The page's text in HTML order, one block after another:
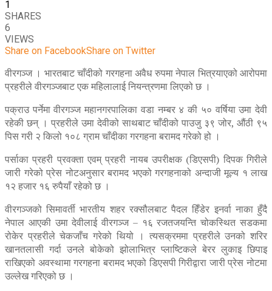
1
SHARES
6
VIEWS
Share on FacebookShare on Twitter
वीरगञ्ज । भारतबाट चाँदीको गरगहना अवैध रुपमा नेपाल भित्रयाएको आरोपमा
प्रहरीले वीरगञ्जबाट एक महिलालाई नियन्त्रणमा लिएको छ ।
पक्राउ पर्नेमा वीरगञ्ज महानगरपालिका वडा नम्बर ४ की ५० वर्षिया उमा देवी
रहेकी छन् । प्रहरीले उमा देवीको साथबाट चाँदीको पाउजु ३९ जोर, औंठी ९५
पिस गरी २ किलो १०८ ग्राम चाँदीका गरगहना बरामद गरेको हो ।
पर्साका प्रहरी प्रवक्ता एवम् प्रहरी नायब उपरीक्षक (डिएसपी) दिपक गिरीले
जारी गरेको प्रेस नोटअनुसार बरामद भएको गरगहनाको अन्दाजी मूल्य १ लाख
१२ हजार १६ रुपैयाँ रहेको छ ।
वीरगञ्जको सिमावर्ती भारतीय शहर रक्सौलबाट पैदल हिँडेर इनर्वा नाका हुँदै
नेपाल आएकी उमा देवीलाई वीरगञ्ज – १६ रजतजयन्ति चोकस्थित सडकमा
रोकेर प्रहरीले चेकजाँच गरेको थियो । त्यसक्रममा प्रहरीले उनको शरिर
खानतलासी गर्दा उनले बोकेको झोलाभित्र प्लाष्टिकले बेरर लुकाइ छिपाइ
राखिएको अवस्थामा गरगहना बरामद भएको डिएसपी गिरीद्वारा जारी प्रेस नोटमा
उल्लेख गरिएको छ ।